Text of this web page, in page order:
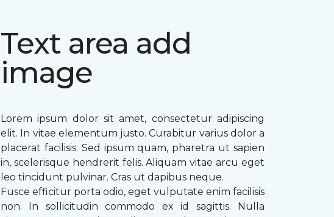
Text area add
image
Lorem ipsum dolor sit amet, consectetur adipiscing
elit. In vitae elementum justo. Curabitur varius dolor a
placerat facilisis. Sed ipsum quam, pharetra ut sapien
in, scelerisque hendrerit felis. Aliquam vitae arcu eget
leo tincidunt pulvinar. Cras ut dapibus neque.
Fusce efficitur porta odio, eget vulputate enim facilisis
non. In sollicitudin commodo ex id sagittis. Nulla